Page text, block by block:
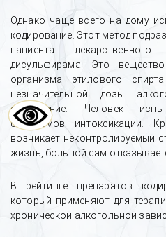
Однако чаще всего на дому
кодирование. Этот метод
пациента
дисульфирама. Это
организма этилового
незначительной дозы
отравление. Человек
симптомов интоксикации.
возникает неконтролируемый
жизнь, больной сам
В рейтинге препаратов
который применяют для
хронической алкогольной